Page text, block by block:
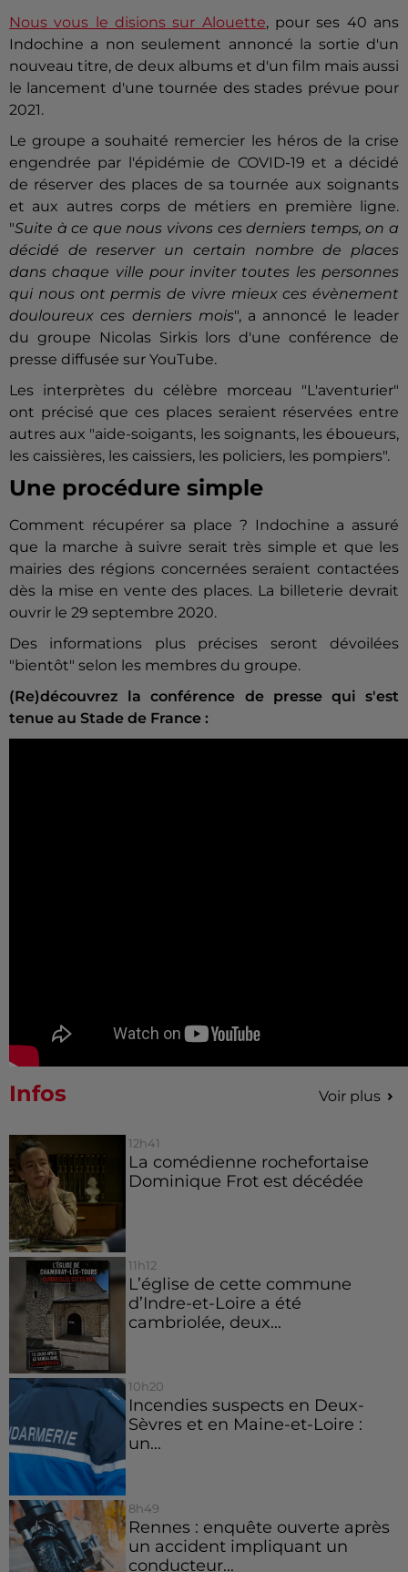
Nous vous le disions sur Alouette, pour ses 40 ans
Indochine a non seulement annoncé la sortie d'un
nouveau titre, de deux albums et d'un film mais aussi
le lancement d'une tournée des stades prévue pour
2021.
Le groupe a souhaité remercier les héros de la crise
engendrée par l'épidémie de COVID-19 et a décidé
de réserver des places de sa tournée aux soignants
et aux autres corps de métiers en première ligne.
"Suite à ce que nous vivons ces derniers temps, on a
décidé de reserver un certain nombre de places
dans chaque ville pour inviter toutes les personnes
qui nous ont permis de vivre mieux ces évènement
douloureux ces derniers mois", a annoncé le leader
du groupe Nicolas Sirkis lors d'une conférence de
presse diffusée sur YouTube.
Les interprètes du célèbre morceau "L'aventurier"
ont précisé que ces places seraient réservées entre
autres aux "aide-soigants, les soignants, les éboueurs,
les caissières, les caissiers, les policiers, les pompiers".
Une procédure simple
Comment récupérer sa place ? Indochine a assuré
que la marche à suivre serait très simple et que les
mairies des régions concernées seraient contactées
dès la mise en vente des places. La billeterie devrait
ouvrir le 29 septembre 2020.
Des informations plus précises seront dévoilées
"bientôt" selon les membres du groupe.
(Re)découvrez la conférence de presse qui s'est
tenue au Stade de France :
Infos Voir plus
12h41
La comédienne rochefortaise
Dominique Frot est décédée
11h12
L’église de cette commune
d’Indre-et-Loire a été
cambriolée, deux...
10h20
Incendies suspects en Deux-
Sèvres et en Maine-et-Loire :
un...
8h49
Rennes : enquête ouverte après
un accident impliquant un
conducteur...